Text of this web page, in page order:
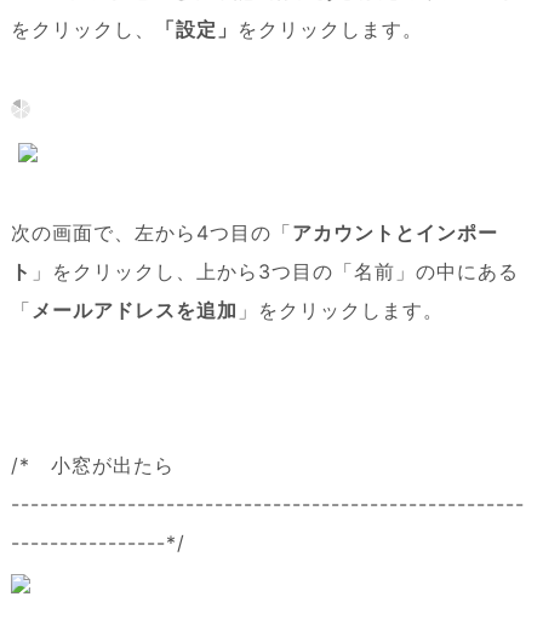
をクリックし、
「設定」 をクリックします。
次の画面で、左から4つ目の「アカウントとインポー
ト 」をクリックし、上から3つ目の「名前」の中にある
「メールアドレスを追加 」をクリックします。
/* 小窓が出たら
-----------------------------------------------------
----------------*/